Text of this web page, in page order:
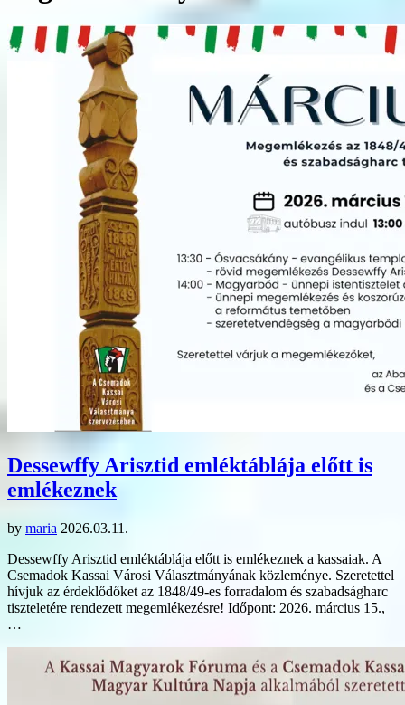
Dessewffy Arisztid emléktáblája előtt is
emlékeznek
by maria 2026.03.11.
Dessewffy Arisztid emléktáblája előtt is emlékeznek a kassaiak. A
Csemadok Kassai Városi Választmányának közleménye. Szeretettel
hívjuk az érdeklődőket az 1848/49-es forradalom és szabadságharc
tiszteletére rendezett megemlékezésre! Időpont: 2026. március 15.,
…